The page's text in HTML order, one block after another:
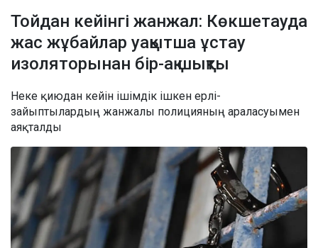
Тойдан кейінгі жанжал: Көкшетауда
жас жұбайлар уақытша ұстау
изоляторынан бір-ақ шықты
Неке қиюдан кейін ішімдік ішкен ерлі-
зайыптылардың жанжалы полицияның араласуымен
аяқталды